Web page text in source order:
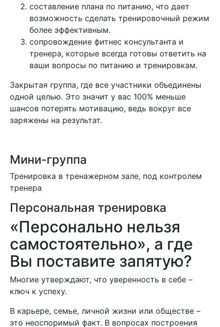
составление плана по питанию, что дает
возможность сделать тренировочный режим
более эффективным.
сопровождение фитнес консультанта и
тренера, которые всегда готовы ответить на
ваши вопросы по питанию и тренировкам.
Закрытая группа, где все участники объединены
одной целью. Это значит у вас 100% меньше
шансов потерять мотивацию, ведь вокруг все
заряжены на результат.
Мини-группа
Тренировка в тренажерном зале, под контролем
тренера
Персональная тренировка
«Персонально нельзя
самостоятельно», а где
Вы поставите запятую?
Многие утверждают, что уверенность в себе –
ключ к успеху.
В карьере, семье, личной жизни или обществе –
это неоспоримый факт. В вопросах построения